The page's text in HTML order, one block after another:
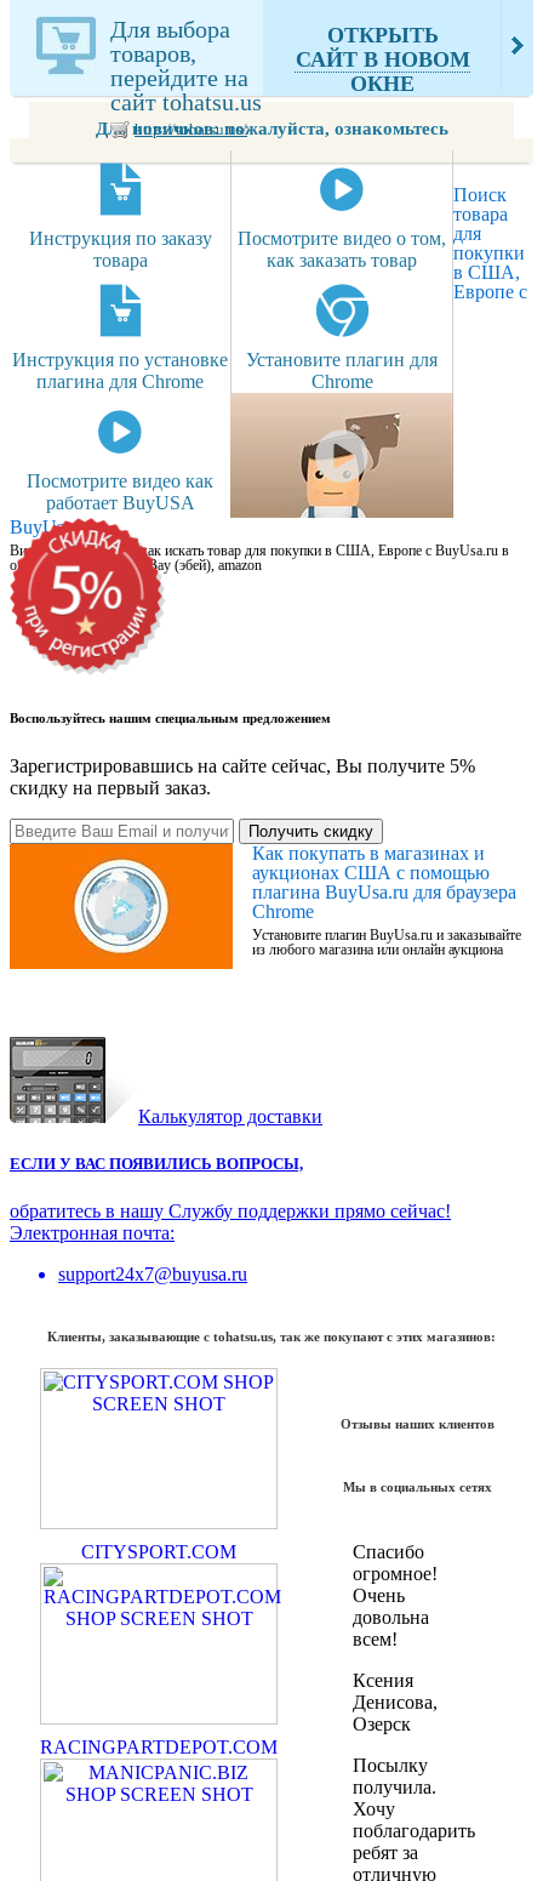
из tohatsu.us
Для выбора
товаров,
перейдите на
сайт tohatsu.us
http://tohatsu.us/
ОТКРЫТЬ
САЙТ В НОВОМ
ОКНЕ
Для новичков: пожалуйста, ознакомьтесь
Инструкция по заказу
товара
Посмотрите видео о том,
как заказать товар
Инструкция по установке
плагина для Chrome
Установите плагин для
Chrome
Посмотрите видео как
работает BuyUSA
Поиск
товара
для
покупки
в США,
Европе с
BuyUsa.ru
Видео для новичков: как искать товар для покупки в США, Европе с BuyUsa.ru в
онлайн магазинах, на eBay (эбей), amazon
Воспользуйтесь нашим специальным предложением
Зарегистрировавшись на сайте сейчас, Вы получите 5%
скидку на первый заказ.
Получить скидку
Как покупать в магазинах и
аукционах США с помощью
плагина BuyUsa.ru для браузера
Chrome
Установите плагин BuyUsa.ru и заказывайте
из любого магазина или онлайн аукциона
Калькулятор доставки
ЕСЛИ У ВАС ПОЯВИЛИСЬ ВОПРОСЫ,
обратитесь в нашу Службу поддержки прямо сейчас!
Электронная почта:
support24x7@buyusa.ru
Клиенты, заказывающие с tohatsu.us, так же покупают с этих магазинов:
CITYSPORT.COM
RACINGPARTDEPOT.COM
Отзывы наших клиентов
Мы в социальных сетях
Спасибо
огромное!
Очень
довольна
всем!
Ксения
Денисова,
Озерск
Посылку
получила.
Хочу
поблагодарить
ребят за
отличную